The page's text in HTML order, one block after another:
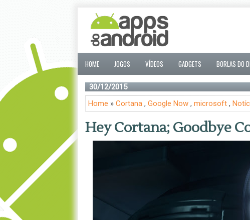
HOME JOGOS VÍDEOS GADGETS BORLAS DO
30/12/2015
Home » Cortana, Google Now, microsoft,
Hey Cortana; Goodbye